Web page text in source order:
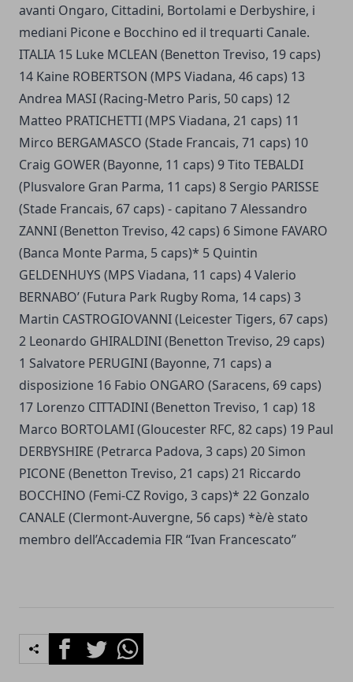
avanti Ongaro, Cittadini, Bortolami e Derbyshire, i
mediani Picone e Bocchino ed il trequarti Canale.
ITALIA 15 Luke MCLEAN (Benetton Treviso, 19 caps)
14 Kaine ROBERTSON (MPS Viadana, 46 caps) 13
Andrea MASI (Racing-Metro Paris, 50 caps) 12
Matteo PRATICHETTI (MPS Viadana, 21 caps) 11
Mirco BERGAMASCO (Stade Francais, 71 caps) 10
Craig GOWER (Bayonne, 11 caps) 9 Tito TEBALDI
(Plusvalore Gran Parma, 11 caps) 8 Sergio PARISSE
(Stade Francais, 67 caps) - capitano 7 Alessandro
ZANNI (Benetton Treviso, 42 caps) 6 Simone FAVARO
(Banca Monte Parma, 5 caps)* 5 Quintin
GELDENHUYS (MPS Viadana, 11 caps) 4 Valerio
BERNABO’ (Futura Park Rugby Roma, 14 caps) 3
Martin CASTROGIOVANNI (Leicester Tigers, 67 caps)
2 Leonardo GHIRALDINI (Benetton Treviso, 29 caps)
1 Salvatore PERUGINI (Bayonne, 71 caps) a
disposizione 16 Fabio ONGARO (Saracens, 69 caps)
17 Lorenzo CITTADINI (Benetton Treviso, 1 cap) 18
Marco BORTOLAMI (Gloucester RFC, 82 caps) 19 Paul
DERBYSHIRE (Petrarca Padova, 3 caps) 20 Simon
PICONE (Benetton Treviso, 21 caps) 21 Riccardo
BOCCHINO (Femi-CZ Rovigo, 3 caps)* 22 Gonzalo
CANALE (Clermont-Auvergne, 56 caps) *è/è stato
membro dell’Accademia FIR “Ivan Francescato”
FacebookTwitterWhatsapp